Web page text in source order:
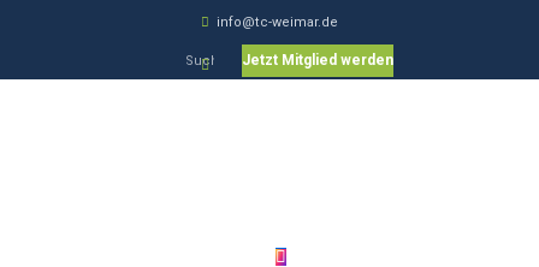
info@tc-weimar.de
Jetzt Mitglied werden